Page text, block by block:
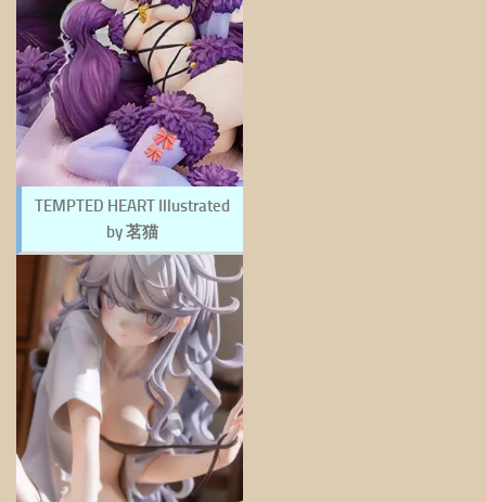
TEMPTED HEART Illustrated
by 茗猫